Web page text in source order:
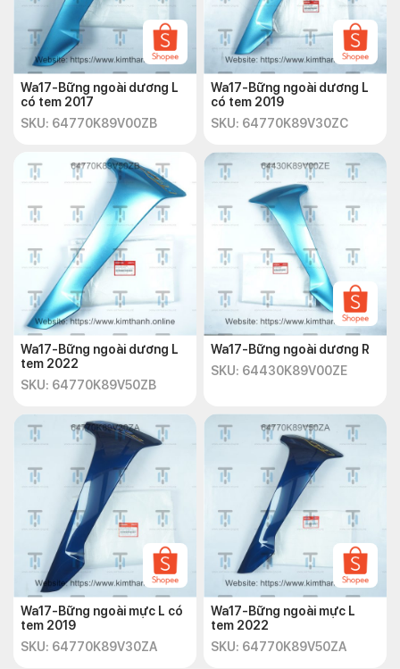
Wa17-Bững ngoài dương L
có tem 2017
SKU: 64770K89V00ZB
Wa17-Bững ngoài dương L
có tem 2019
SKU: 64770K89V30ZC
Wa17-Bững ngoài dương L
tem 2022
SKU: 64770K89V50ZB
Wa17-Bững ngoài dương R
SKU: 64430K89V00ZE
Wa17-Bững ngoài mực L có
tem 2019
SKU: 64770K89V30ZA
Wa17-Bững ngoài mực L
tem 2022
SKU: 64770K89V50ZA